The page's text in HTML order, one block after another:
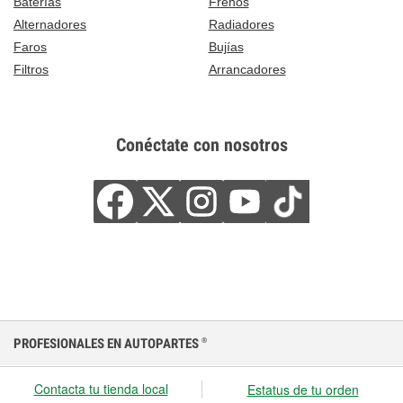
Alternadores
Radiadores
Faros
Bujías
Filtros
Arrancadores
Conéctate con nosotros
PROFESIONALES EN AUTOPARTES ®
Contacta tu tienda local Estatus de tu orden